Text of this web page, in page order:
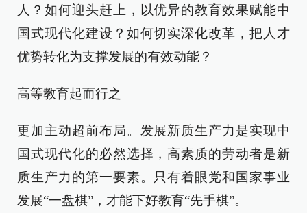
人？如何迎头赶上，以优异的教育效果赋能中
国式现代化建设？如何切实深化改革，把人才
优势转化为支撑发展的有效动能？
高等教育起而行之——
更加主动超前布局。发展新质生产力是实现中
国式现代化的必然选择，高素质的劳动者是新
质生产力的第一要素。只有着眼党和国家事业
发展“一盘棋”，才能下好教育“先手棋”。